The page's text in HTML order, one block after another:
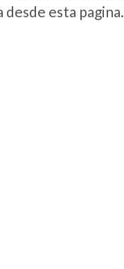
esta pagina.